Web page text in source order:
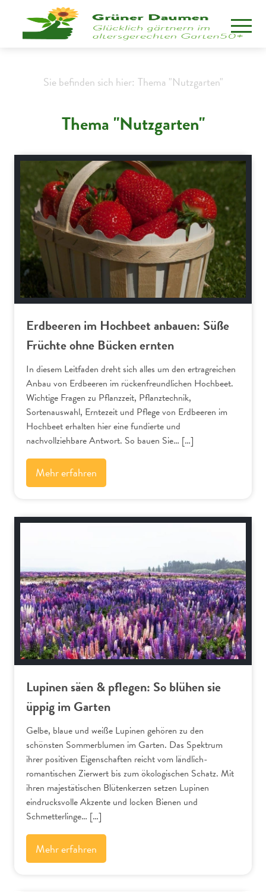
Sie befinden sich hier: Thema "Nutzgarten"
Thema "Nutzgarten"
Nutzgarten
Erdbeeren im Hochbeet anbauen: Süße
Früchte ohne Bücken ernten
In diesem Leitfaden dreht sich alles um den ertragreichen
Anbau von Erdbeeren im rückenfreundlichen Hochbeet.
Wichtige Fragen zu Pflanzzeit, Pflanztechnik,
Sortenauswahl, Erntezeit und Pflege von Erdbeeren im
Hochbeet erhalten hier eine fundierte und
nachvollziehbare Antwort. So bauen Sie… […]
Mehr erfahren
Lupinen säen & pflegen: So blühen sie
üppig im Garten
Gelbe, blaue und weiße Lupinen gehören zu den
schönsten Sommerblumen im Garten. Das Spektrum
ihrer positiven Eigenschaften reicht vom ländlich-
romantischen Zierwert bis zum ökologischen Schatz. Mit
ihren majestätischen Blütenkerzen setzen Lupinen
eindrucksvolle Akzente und locken Bienen und
Schmetterlinge… […]
Mehr erfahren